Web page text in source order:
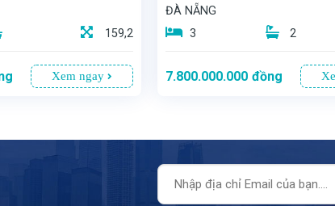
159,2
Xem ngay
ĐÀ NẴNG
3
2
7.800.000.000 đồng